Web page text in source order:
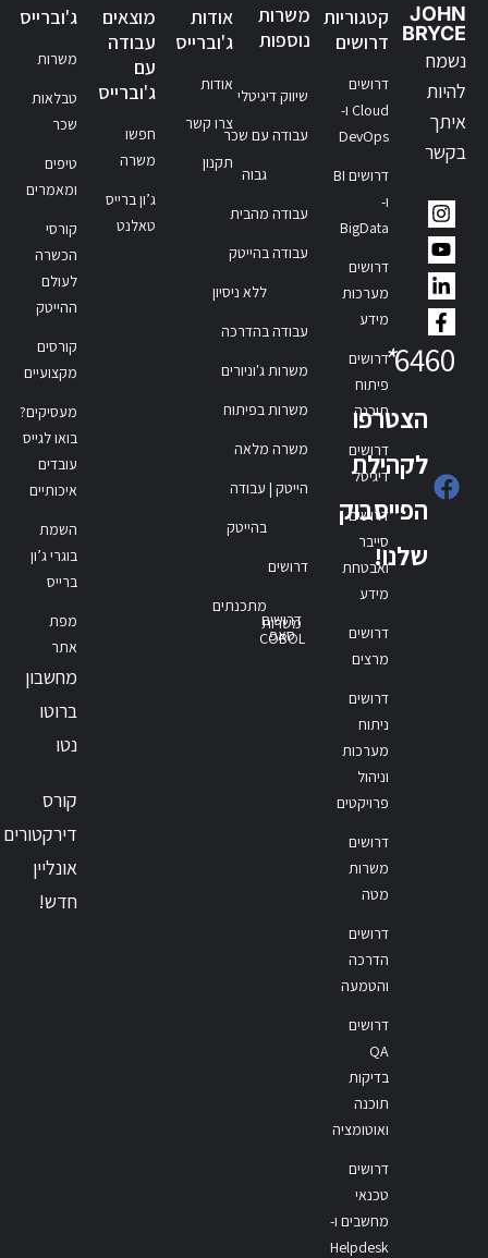
JOHN
BRYCE
נשמח
להיות
איתך
בקשר
6460
*
הצטרפו
לקהילת
הפייסבוק
שלנו!
קטגוריות
דרושים
דרושים
Cloud ו-
DevOps
דרושים BI
ו-
BigData
דרושים
מערכות
מידע
דרושים
פיתוח
תוכנה
דרושים
דיגיטל
דרושים
סייבר
ואבטחת
מידע
דרושים
מרצים
דרושים
ניתוח
מערכות
וניהול
פרויקטים
דרושים
משרות
מטה
דרושים
הדרכה
והטמעה
דרושים
QA
בדיקות
תוכנה
ואוטומציה
דרושים
טכנאי
מחשבים ו-
Helpdesk
משרות
נוספות
שיווק דיגיטלי
עבודה עם שכר
גבוה
עבודה מהבית
עבודה בהייטק
ללא ניסיון
עבודה בהדרכה
משרות ג'וניורים
משרות בפיתוח
משרה מלאה
הייטק | עבודה
בהייטק
דרושים
מתכנתים
דרושים
סאפ
משרות
COBOL
אודות
ג'וברייס
אודות
צרו קשר
תקנון
מוצאים
עבודה
עם
ג'וברייס
חפשו
משרה
ג’ון ברייס
טאלנט
ג'וברייס
משרות
טבלאות
שכר
טיפים
ומאמרים
קורסי
הכשרה
לעולם
ההייטק
קורסים
מקצועיים
מעסיקים?
בואו לגייס
עובדים
איכותיים
השמת
בוגרי ג’ון
ברייס
מפת
אתר
מחשבון
ברוטו
נטו
קורס
דירקטורים
אונליין
חדש!